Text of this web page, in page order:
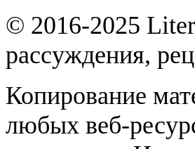
© 2016-2025
рассуждения,
Копирование
любых веб-